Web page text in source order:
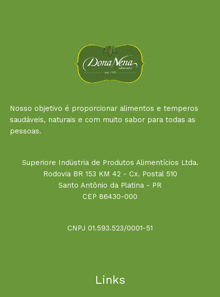
Nosso objetivo é proporcionar alimentos e temperos
saudáveis, naturais e com muito sabor para todas as
pessoas.
Superiore Indústria de Produtos Alimentícios Ltda.
Rodovia BR 153 KM 42 - Cx. Postal 510
Santo Antônio da Platina - PR
CEP 86430-000
CNPJ 01.593.523/0001-51
Links